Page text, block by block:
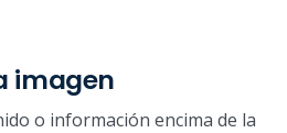
imagen
o información encima de la